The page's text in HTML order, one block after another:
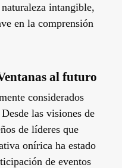
intangible,
en la comprensión
al futuro
considerados
las visiones de
de líderes que
onírica ha estado
de eventos